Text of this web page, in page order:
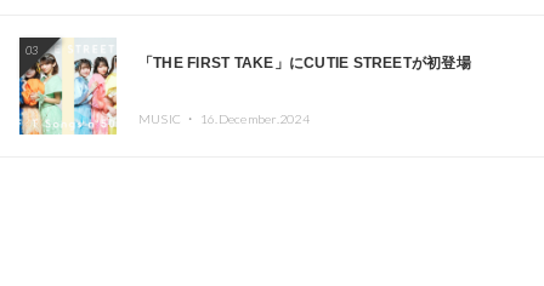
03
「THE FIRST TAKE」にCUTIE STREETが初登場
MUSIC ・ 16.December.2024